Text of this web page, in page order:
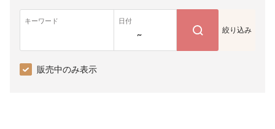
キーワード 日付
~ 絞り込み
販売中のみ表示